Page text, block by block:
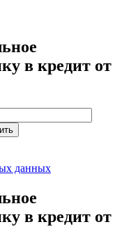
в кредит от
данных
в кредит от